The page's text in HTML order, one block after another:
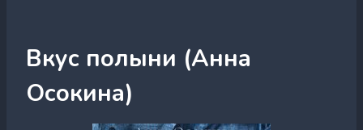
Вкус полыни (Анна
Осокина)